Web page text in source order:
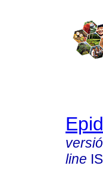
line